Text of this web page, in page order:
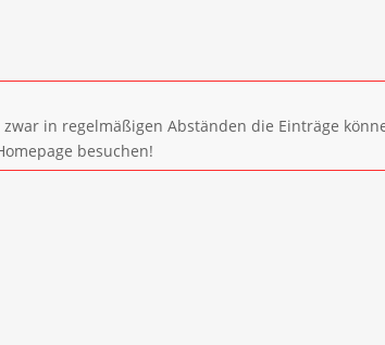
in regelmäßigen Abständen die Einträge
besuchen!